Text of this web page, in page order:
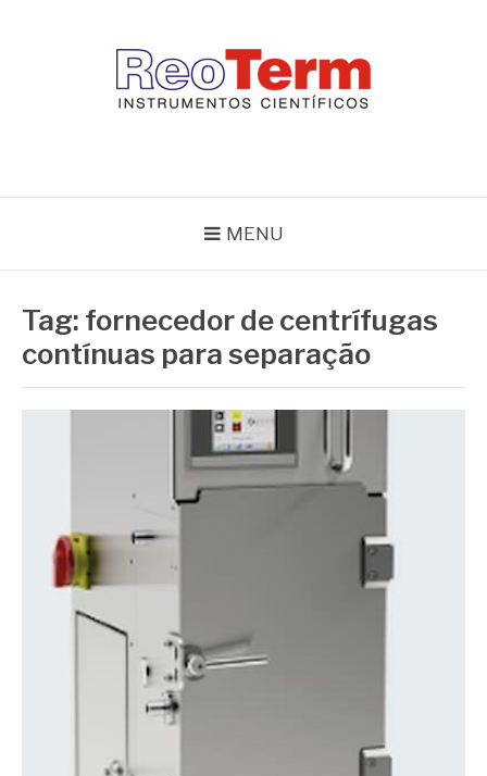
MENU
Tag: fornecedor de centrífugas
contínuas para separação